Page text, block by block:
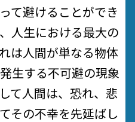
て避けることができ
人生における最大の
は人間が単なる物体
生する不可避の現象
て人間は、恐れ、悲
その不幸を先延ばし